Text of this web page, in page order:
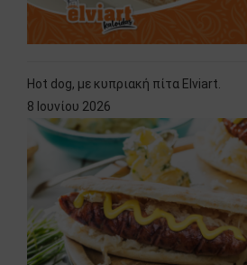
Hot dog, με κυπριακή πίτα Elviart.
8 Ιουνίου 2026